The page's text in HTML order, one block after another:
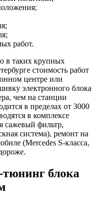
работ.
в таких крупных
стоимость работ
центре или
электронного блока
чем на станции
в пределах от 3000
в комплексе
сажевый фильтр,
система), ремонт на
(Mercedes S-класса,
блока